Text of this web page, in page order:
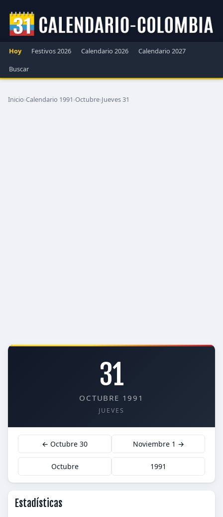
Hoy Festivos 2026 Calendario 2026
Calendario 2027
Buscar
Inicio›Calendario 1991›Octubre›Jueves 31
31
OCTUBRE 1991
JUEVES
← Octubre 30 Noviembre 1 →
Octubre 1991
Estadísticas